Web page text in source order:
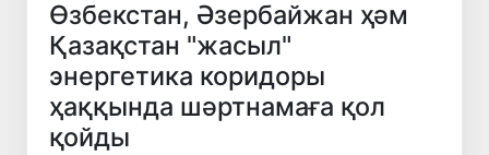
Өзбекстан, Әзербайжан ҳәм
Қазақстан "жасыл"
энергетика коридоры
ҳаққында шәртнамаға қол
қойды